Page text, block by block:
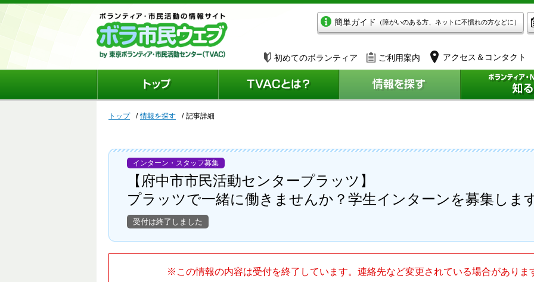
簡単ガイド （障がいのある方、ネットに不慣れの方などに）
初めてのボランティア ご利用案内 アクセス＆コンタクト
トップ 情報を探す 記事詳細
インターン・スタッフ募集
【府中市市民活動センタープラッツ】
プラッツで一緒に働きませんか？学生インターンを募集しま
受付は終了しました
※この情報の内容は受付を終了しています。連絡先など変更されている場合がありま